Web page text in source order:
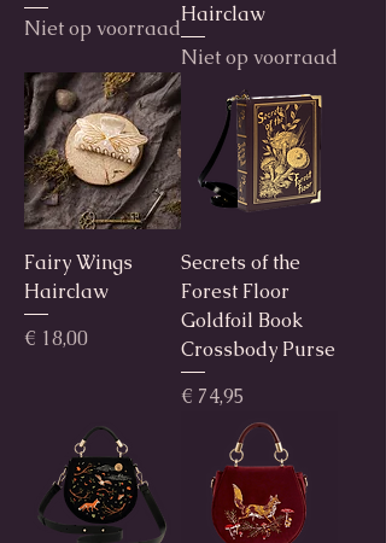
Niet op voorraad
Hairclaw
Niet op voorraad
Fairy Wings
Hairclaw
Prijs
€ 18,00
Secrets of the
Forest Floor
Goldfoil Book
Crossbody Purse
Prijs
€ 74,95